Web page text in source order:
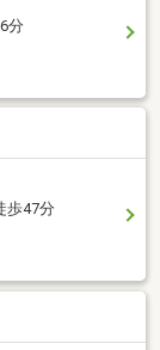
分
歩47分